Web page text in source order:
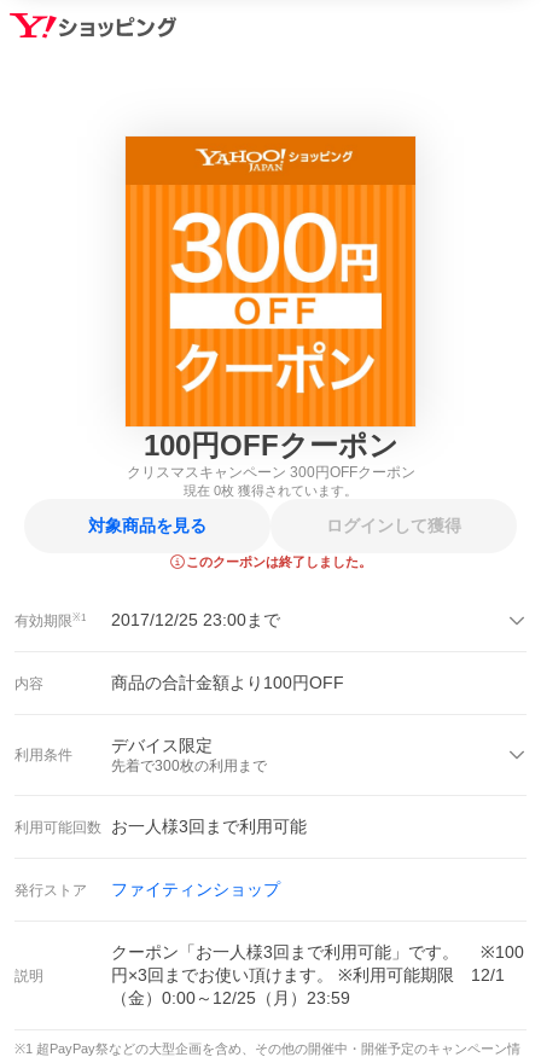
100円OFFクーポン
クリスマスキャンペーン 300円OFFクーポン
現在 0枚 獲得されています。
対象商品を見る ログインして獲得
このクーポンは終了しました。
有効期限※1 2017/12/25 23:00まで
内容 商品の合計金額より 100円OFF
利用条件 デバイス限定
先着で300枚の利用まで
利用可能回数 お一人様3回まで利用可能
発行ストア ファイティンショップ
説明
クーポン「お一人様3回まで利用可能」です。 ※100
円×3回までお使い頂けます。 ※利用可能期限 12/1
（金）0:00～12/25（月）23:59
※1 超PayPay祭などの大型企画を含め、その他の開催中・開催予定のキャンペーン情